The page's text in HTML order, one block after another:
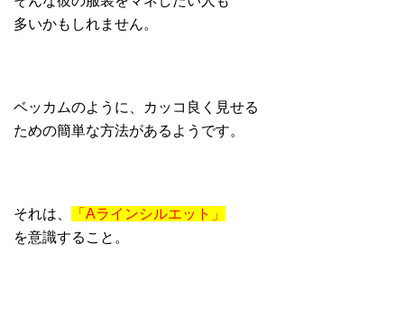
多いかもしれません。
ベッカムのように、カッコ良く見せる
ための簡単な方法があるようです。
それは、
「Aラインシルエット」
を意識すること。